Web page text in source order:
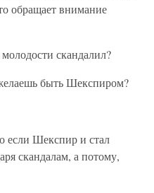
обращает внимание
скандалил?
быть Шекспиром?
если Шекспир и стал
скандалам, а потому,